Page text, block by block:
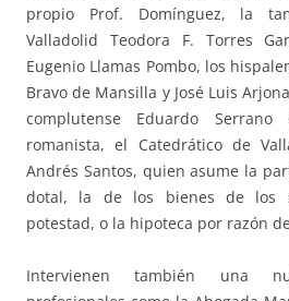
propio Prof. Domínguez, la
Valladolid Teodora F. Torres
Eugenio Llamas Pombo, los
Bravo de Mansilla y José Luis
complutense Eduardo
romanista, el Catedrático de
Andrés Santos, quien asume la
dotal, la de los bienes de los
potestad, o la hipoteca por razón
Intervienen también una